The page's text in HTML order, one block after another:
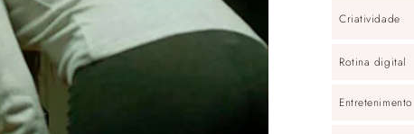
Criatividade
Rotina digital
Entretenimento